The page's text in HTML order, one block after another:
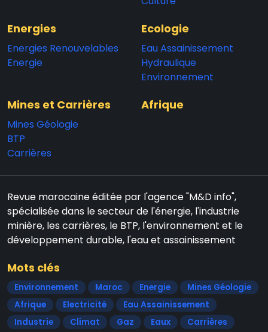
Energies
Energies Renouvelables
Energie
Ecologie
Eau Assainissement
Hydraulique
Environnement
Mines et Carrières
Mines Géologie
BTP
Carrières
Afrique
Revue marocaine éditée par l'agence "M&D info",
spécialisée dans le secteur de l'énergie, l'industrie
minière, les carrières, le BTP, l'environnement et le
développement durable, l'eau et assainissement
Mots clés
Environnement Maroc Energie
Mines Géologie
Afrique
Electricité
Eau Assainissement
Industrie
Climat Gaz Eaux Carrières